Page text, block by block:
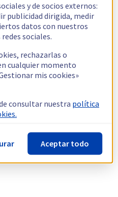
y de socios externos:
publicidad dirigida, medir
datos con nuestros
sociales.
rechazarlas o
cualquier momento
mis cookies»
consultar nuestra política
Aceptar todo